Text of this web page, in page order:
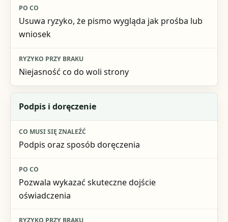
Usuwa ryzyko, że pismo wygląda jak prośba lub
wniosek
Niejasność co do woli strony
Podpis i doręczenie
Podpis oraz sposób doręczenia
Pozwala wykazać skuteczne dojście
oświadczenia